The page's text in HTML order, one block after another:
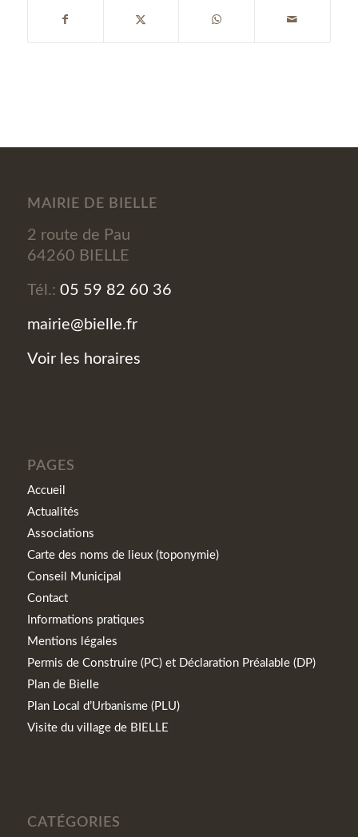
MAIRIE DE BIELLE
2 route de Pau
64260 BIELLE
Tél.: 05 59 82 60 36
mairie@bielle.fr
Voir les horaires
PAGES
Accueil
Actualités
Associations
Carte des noms de lieux (toponymie)
Conseil Municipal
Contact
Informations pratiques
Mentions légales
Permis de Construire (PC) et Déclaration Préalable (DP)
Plan de Bielle
Plan Local d’Urbanisme (PLU)
Visite du village de BIELLE
CATÉGORIES